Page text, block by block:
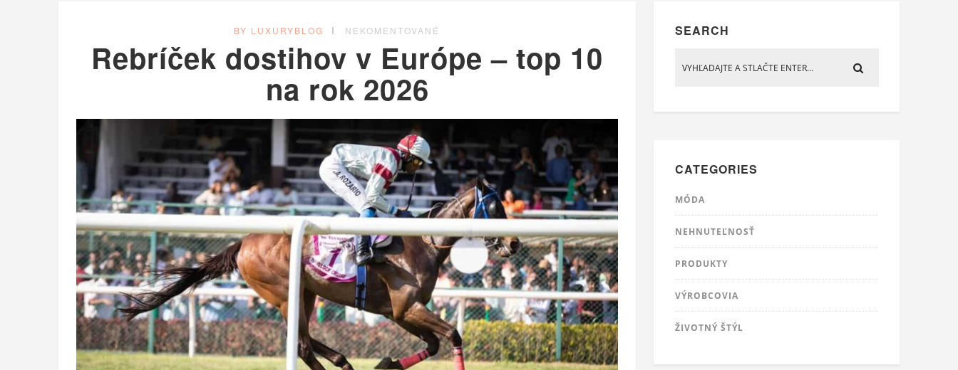
BY LUXURYBLOG NEKOMENTOVANÉ
Rebríček dostihov v Európe – top 10
na rok 2026
SEARCH
CATEGORIES
MÓDA
NEHNUTEĽNOSŤ
PRODUKTY
VÝROBCOVIA
ŽIVOTNÝ ŠTÝL